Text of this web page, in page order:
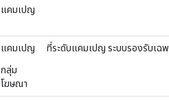
แคมเปญ
แคมเปญ
กลุ่ม
โฆษณา
ที่ระดับแคมเปญ ระบบรองรับเฉพ